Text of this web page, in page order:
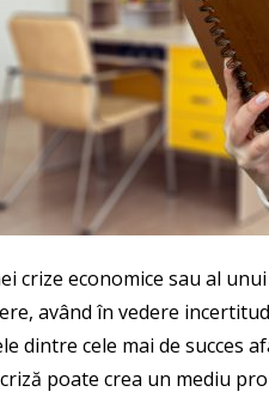
crize economice sau al
având în vedere
dintre cele mai de succes
poate crea un mediu